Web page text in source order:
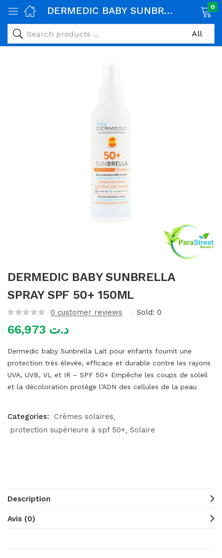
alimentaires)
DERMEDIC BABY SUNBRELLA SPRAY SPF 50+ 150ML 0
DERMEDIC BABY SUNBRELLA
SPRAY SPF 50+ 150ML
0 customer reviews Sold: 0
د.ت
Dermedic baby Sunbrella Lait pour enfants fournit une
protection très élevée, efficace et durable contre les rayons
UVA, UVB, VL et IR – SPF 50+ Empêche les coups de soleil
et la décoloration protège l’ADN des cellules de la peau
Categories:
Crèmes solaires
protection supérieure à spf 50+ Solaire
Description
Avis (0)